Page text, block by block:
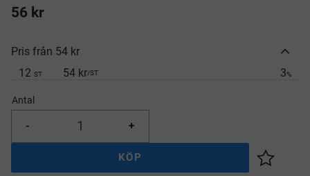
56 kr
Pris från 54 kr
12 ST 54 kr/ST 3%
Antal
+
-
KÖP
Lägg till